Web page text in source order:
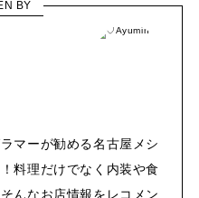
BY
マーが勧める名古屋メシ
料理だけでなく内装や食
んなお店情報をレコメン